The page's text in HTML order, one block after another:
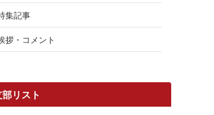
集記事
拶・コメント
リスト